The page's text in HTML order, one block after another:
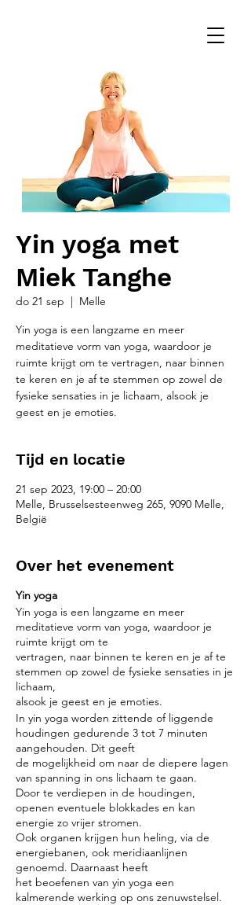
Yin yoga met
Miek Tanghe
do 21 sep
  |
Melle
Yin yoga is een langzame en meer
meditatieve vorm van yoga, waardoor je
ruimte krijgt om te vertragen, naar binnen
te keren en je af te stemmen op zowel de
fysieke sensaties in je lichaam, alsook je
geest en je emoties.
Tijd en locatie
21 sep 2023, 19:00 – 20:00
Melle, Brusselsesteenweg 265, 9090 Melle,
België
Over het evenement
Yin yoga
Yin yoga is een langzame en meer
meditatieve vorm van yoga, waardoor je
ruimte krijgt om te
vertragen, naar binnen te keren en je af te
stemmen op zowel de fysieke sensaties in je
lichaam,
alsook je geest en je emoties.
In yin yoga worden zittende of liggende
houdingen gedurende 3 tot 7 minuten
aangehouden. Dit geeft
de mogelijkheid om naar de diepere lagen
van spanning in ons lichaam te gaan.
Door te verdiepen in de houdingen,
openen eventuele blokkades en kan
energie zo vrijer stromen.
Ook organen krijgen hun heling, via de
energiebanen, ook meridiaanlijnen
genoemd. Daarnaast heeft
het beoefenen van yin yoga een
kalmerende werking op ons zenuwstelsel.